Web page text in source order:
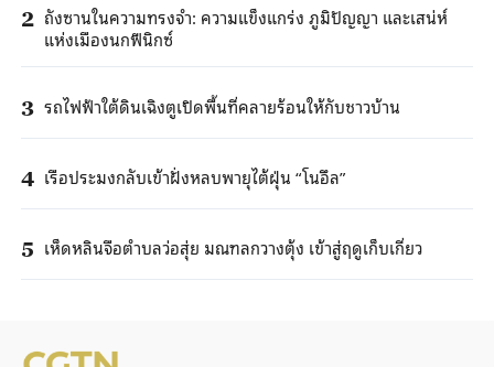
2 ถังซานในความทรงจำ: ความแข็งแกร่ง ภูมิปัญญา และเสน่ห์
แห่งเมืองนกฟีนิกซ์
3 รถไฟฟ้าใต้ดินเฉิงตูเปิดพื้นที่คลายร้อนให้กับชาวบ้าน
4 เรือประมงกลับเข้าฝั่งหลบพายุไต้ฝุ่น “โนอึล”
5 เห็ดหลินจือตำบลว่อสุ่ย มณฑลกวางตุ้ง เข้าสู่ฤดูเก็บเกี่ยว